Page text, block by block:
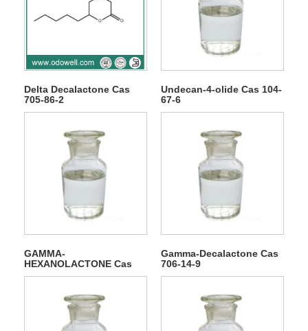
Delta Decalactone Cas
705-86-2
Undecan-4-olide Cas 104-
67-6
GAMMA-
HEXANOLACTONE Cas
695-06-7
Gamma-Decalactone Cas
706-14-9